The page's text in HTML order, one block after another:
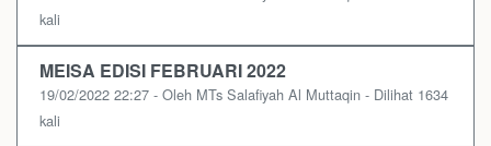
kali
MEISA EDISI FEBRUARI 2022
19/02/2022 22:27 - Oleh MTs Salafiyah Al Muttaqin - Dilihat 1634
kali